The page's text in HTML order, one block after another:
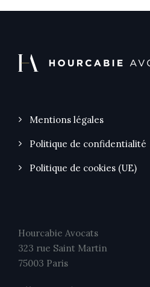
Mentions légales
Politique de confidentialité
Politique de cookies (UE)
Hourcabie Avocats
323 rue Saint Martin
75003 Paris